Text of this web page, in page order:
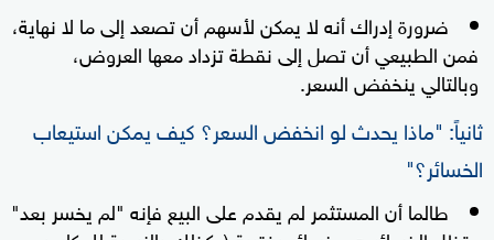
ضرورة إدراك أنه لا يمكن لأسهم أن تصعد إلى ما لا نهاية،
فمن الطبيعي أن تصل إلى نقطة تزداد معها العروض،
وبالتالي ينخفض السعر.
ثانياً: "ماذا يحدث لو انخفض السعر؟ كيف يمكن استيعاب
الخسائر؟"
طالما أن المستثمر لم يقدم على البيع فإنه "لم يخسر بعد"